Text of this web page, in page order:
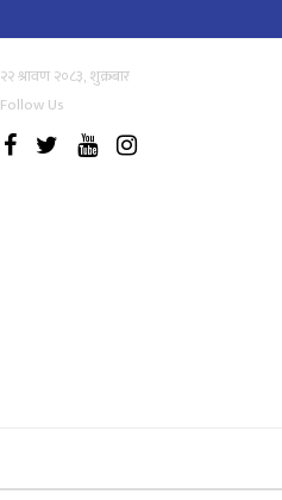
२२ श्रावण २०८३, शुक्रबार
Follow Us